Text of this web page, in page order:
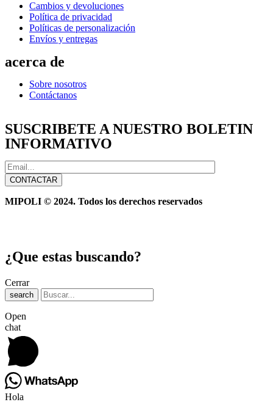
Cambios y devoluciones
Política de privacidad
Políticas de personalización
Envíos y entregas
acerca de
Sobre nosotros
Contáctanos
SUSCRIBETE A NUESTRO BOLETIN
INFORMATIVO
MIPOLI © 2024. Todos los derechos reservados
¿Que estas buscando?
Cerrar
search
Open
chat
Hola